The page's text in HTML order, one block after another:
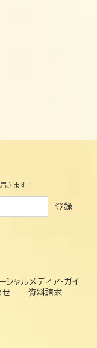
きます！
登録
シャルメディア・ガイ
せ
資料請求